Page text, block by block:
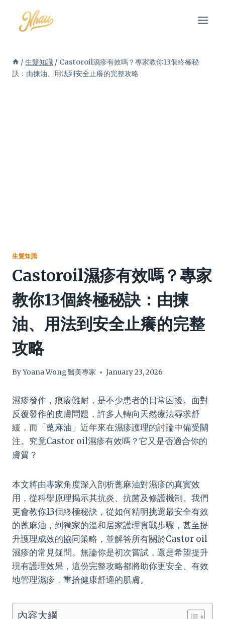
content
/ 生髮知識 / Castoroil濕疹有效嗎？專家教你13個終極秘
訣：由揀油、用法到安全止癢的完整攻略
生髮知識
Castoroil濕疹有效嗎？專家
教你13個終極秘訣：由揀
油、用法到安全止癢的完整
攻略
ByYoana Wong 醫美專家 January 23, 2026
濕疹發作，痕癢難耐，是不少患者的日常困擾。面對
反覆發作的皮膚問題，許多人轉向天然療法尋求舒
緩，而「蓖麻油」近年來在濕疹護理的討論中備受關
注。究竟Castor oil濕疹有效嗎？它又是否適合你的
膚質？
本文將由專家角度深入剖析蓖麻油對濕疹的真實效
用，從科學原理揭示其抗炎、抗菌及修護機制。我們
更會教你13個終極秘訣，從如何精明挑選最安全有效
的蓖麻油，到獨家的溫和居家護理實戰步驟，甚至提
升護理成效的協同策略，並解答所有關於Castor oil
濕疹的常見疑問。無論你是初次嘗試，還是希望提升
現有護理效果，這份完整攻略都將助你更安全、有效
地管理濕疹，重拾健康舒適的肌膚。
內容大綱